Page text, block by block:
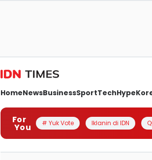
HomeNewsBusinessSportTechHype
For
You # Yuk Vote Iklanin di IDN